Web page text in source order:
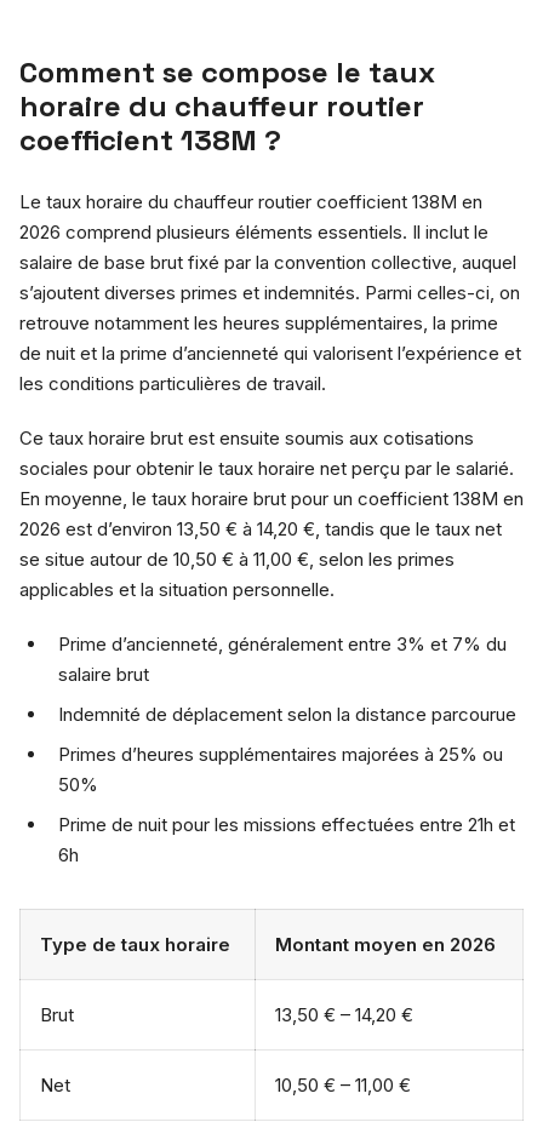
Comment se compose le taux
horaire du chauffeur routier
coefficient 138M ?
Le taux horaire du chauffeur routier coefficient 138M en
2026 comprend plusieurs éléments essentiels. Il inclut le
salaire de base brut fixé par la convention collective, auquel
s’ajoutent diverses primes et indemnités. Parmi celles-ci, on
retrouve notamment les heures supplémentaires, la prime
de nuit et la prime d’ancienneté qui valorisent l’expérience et
les conditions particulières de travail.
Ce taux horaire brut est ensuite soumis aux cotisations
sociales pour obtenir le taux horaire net perçu par le salarié.
En moyenne, le taux horaire brut pour un coefficient 138M en
2026 est d’environ 13,50 € à 14,20 €, tandis que le taux net
se situe autour de 10,50 € à 11,00 €, selon les primes
applicables et la situation personnelle.
Prime d’ancienneté, généralement entre 3% et 7% du
salaire brut
Indemnité de déplacement selon la distance parcourue
Primes d’heures supplémentaires majorées à 25% ou
50%
Prime de nuit pour les missions effectuées entre 21h et
6h
Type de taux horaire Montant moyen en 2026
Brut 13,50 € – 14,20 €
Net 10,50 € – 11,00 €